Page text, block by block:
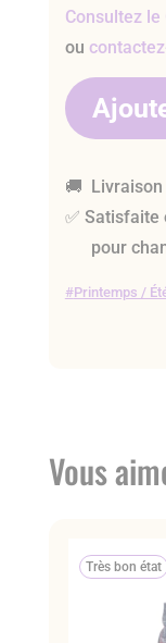
Consultez
ou
🚚
✅
pour
Printemps /
Vous
Très bon état